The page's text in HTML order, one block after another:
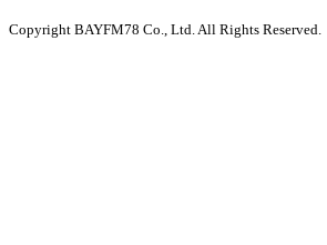
Copyright BAYFM78 Co., Ltd. All Rights Reserved.